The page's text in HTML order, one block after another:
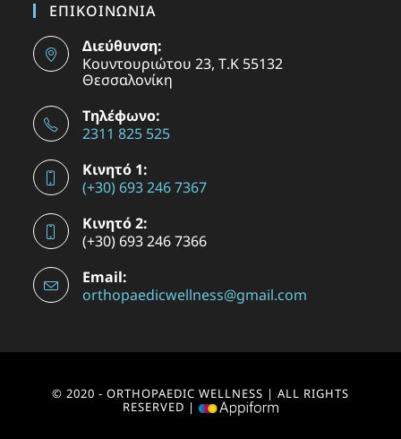
ΕΠΙΚΟΙΝΩΝΙΑ
Διεύθυνση:
Κουντουριώτου 23, Τ.Κ 55132
Θεσσαλονίκη
Τηλέφωνο:
2311 825 525
Κινητό 1:
(+30) 693 246 7367
Κινητό 2:
(+30) 693 246 7366
Email:
orthopaedicwellness@gmail.com
© 2020 - ORTHOPAEDIC WELLNESS | ALL RIGHTS
RESERVED |